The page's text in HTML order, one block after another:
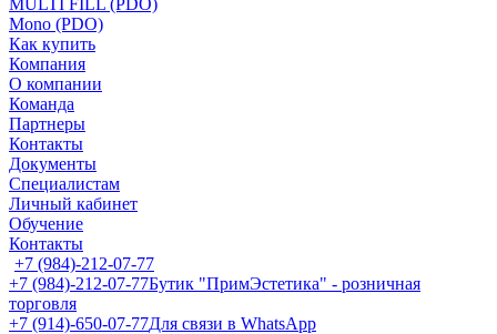
MULTI FILL (PDO)
Mono (PDO)
Как купить
Компания
О компании
Команда
Партнеры
Контакты
Документы
Специалистам
Личный кабинет
Обучение
Контакты
+7 (984)-212-07-77
+7 (984)-212-07-77Бутик "ПримЭстетика" - розничная
торговля
+7 (914)-650-07-77Для связи в WhatsApp